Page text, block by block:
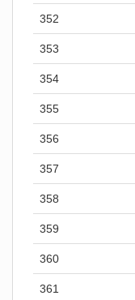
352
353
354
355
356
357
358
359
360
361